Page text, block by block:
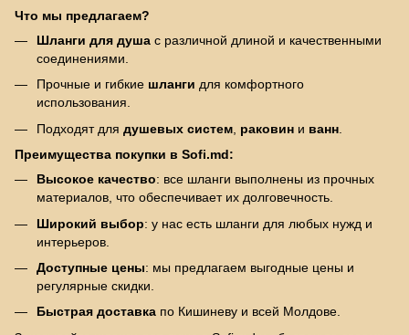
Что мы предлагаем?
Шланги для душа с различной длиной и качественными
соединениями.
Прочные и гибкие шланги для комфортного
использования.
Подходят для душевых систем раковин и ванн
Преимущества покупки в Sofi.md:
Высокое качество: все шланги выполнены из прочных
материалов, что обеспечивает их долговечность.
Широкий выбор: у нас есть шланги для любых нужд и
интерьеров.
Доступные цены: мы предлагаем выгодные цены и
регулярные скидки.
Быстрая доставка по Кишиневу и всей Молдове.